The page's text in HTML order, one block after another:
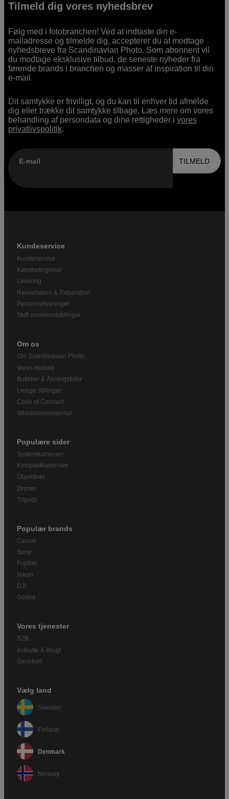
Tilmeld dig vores nyhedsbrev
Følg med i fotobranchen! Ved at indtaste din e-
mailadresse og tilmelde dig, accepterer du at modtage
nyhedsbreve fra Scandinavian Photo. Som abonnent vil
du modtage eksklusive tilbud, de seneste nyheder fra
førende brands i branchen og masser af inspiration til din
e-mail.
Dit samtykke er frivilligt, og du kan til enhver tid afmelde
dig eller trække dit samtykke tilbage. Læs mere om vores
behandling af persondata og dine rettigheder ivores
privatlivspolitik.
E-mail TILMELD
Kundeservice
Kundeservice
Købsbetingelser
Levering
Reklamation & Reparation
Personoplysninger
Skift cookieindstillinger
Om os
Om Scandinavian Photo
Vores historie
Butikker & Åbningstider
Ledige stillinger
Code of Conduct
Whistleblowerportal
Populære sider
Systemkameraer
Kompaktkameraer
Objektiver
Droner
Tripods
Populær brands
Canon
Sony
Fujifilm
Nikon
DJI
Godox
Vores tjenester
B2B
Indbytte & Brugt
Gavekort
Vælg land
Sweden
Finland
Denmark
Norway